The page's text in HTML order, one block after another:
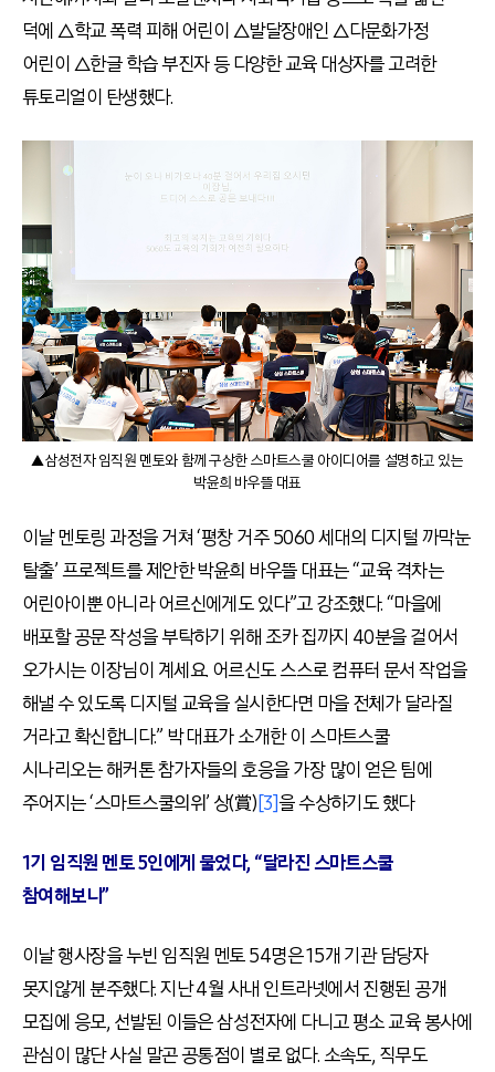
덕에 △학교 폭력 피해 어린이 △발달장애인 △다문화가정
어린이 △한글 학습 부진자 등 다양한 교육 대상자를 고려한
튜토리얼이 탄생했다.
▲삼성전자 임직원 멘토와 함께 구상한 스마트스쿨 아이디어를 설명하고 있는
박윤희 바우뜰 대표
이날 멘토링 과정을 거쳐 ‘평창 거주 5060 세대의 디지털 까막눈
탈출’ 프로젝트를 제안한 박윤희 바우뜰 대표는 “교육 격차는
어린아이뿐 아니라 어르신에게도 있다”고 강조했다. “마을에
배포할 공문 작성을 부탁하기 위해 조카 집까지 40분을 걸어서
오가시는 이장님이 계세요. 어르신도 스스로 컴퓨터 문서 작업을
해낼 수 있도록 디지털 교육을 실시한다면 마을 전체가 달라질
거라고 확신합니다.” 박 대표가 소개한 이 스마트스쿨
시나리오는 해커톤 참가자들의 호응을 가장 많이 얻은 팀에
주어지는 ‘스마트스쿨의위’ 상(賞)[3]을 수상하기도 했다
1기 임직원 멘토 5인에게 물었다, “달라진 스마트스쿨
참여해보니”
이날 행사장을 누빈 임직원 멘토 54명은 15개 기관 담당자
못지않게 분주했다. 지난 4월 사내 인트라넷에서 진행된 공개
모집에 응모, 선발된 이들은 삼성전자에 다니고 평소 교육 봉사에
관심이 많단 사실 말곤 공통점이 별로 없다. 소속도, 직무도